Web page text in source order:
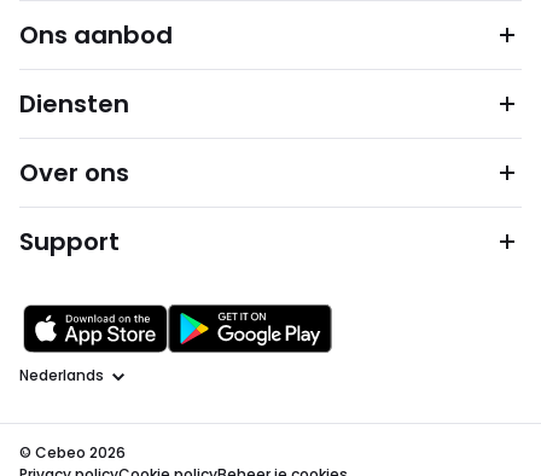
Ons aanbod
Diensten
Over ons
Support
Taal
© Cebeo 2026